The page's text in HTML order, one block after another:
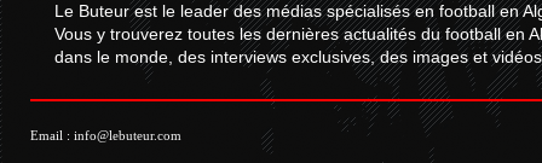
Le Buteur est le leader des médias spécialisés en football en
Vous y trouverez toutes les dernières actualités du football en
dans le monde, des interviews exclusives, des images et
Email : info@lebuteur.com